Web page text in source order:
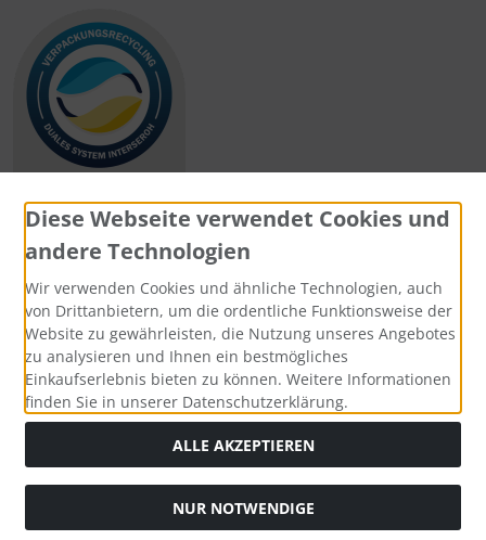
Zahlungsmethoden
Social Media
Widerrufsformular
Diese Webseite verwendet Cookies und
andere Technologien
Wir verwenden Cookies und ähnliche Technologien, auch
von Drittanbietern, um die ordentliche Funktionsweise der
Website zu gewährleisten, die Nutzung unseres Angebotes
zu analysieren und Ihnen ein bestmögliches
Einkaufserlebnis bieten zu können. Weitere Informationen
finden Sie in unserer Datenschutzerklärung.
ALLE AKZEPTIEREN
NUR NOTWENDIGE